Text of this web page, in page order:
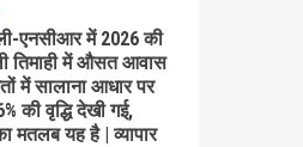
एनसीआर में 2026 की
तिमाही में औसत आवास
में सालाना आधार पर
की वृद्धि देखी गई,
मतलब यह है | व्यापार